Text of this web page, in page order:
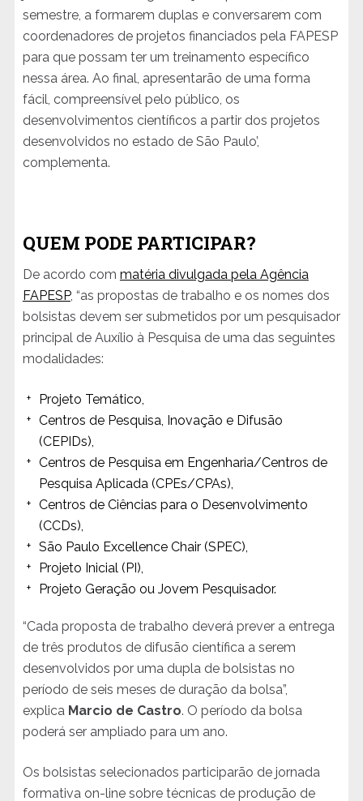
semestre, a formarem duplas e conversarem com
coordenadores de projetos financiados pela FAPESP
para que possam ter um treinamento específico
nessa área. Ao final, apresentarão de uma forma
fácil, compreensível pelo público, os
desenvolvimentos científicos a partir dos projetos
desenvolvidos no estado de São Paulo’,
complementa.
QUEM PODE PARTICIPAR?
De acordo com matéria divulgada pela Agência
FAPESP, “as propostas de trabalho e os nomes dos
bolsistas devem ser submetidos por um pesquisador
principal de Auxílio à Pesquisa de uma das seguintes
modalidades:
Projeto Temático,
Centros de Pesquisa, Inovação e Difusão
(CEPIDs),
Centros de Pesquisa em Engenharia/Centros de
Pesquisa Aplicada (CPEs/CPAs),
Centros de Ciências para o Desenvolvimento
(CCDs),
São Paulo Excellence Chair (SPEC),
Projeto Inicial (PI),
Projeto Geração ou Jovem Pesquisador.
“Cada proposta de trabalho deverá prever a entrega
de três produtos de difusão científica a serem
desenvolvidos por uma dupla de bolsistas no
período de seis meses de duração da bolsa”,
explica Marcio de Castro. O período da bolsa
poderá ser ampliado para um ano.
Os bolsistas selecionados participarão de jornada
formativa on-line sobre técnicas de produção de